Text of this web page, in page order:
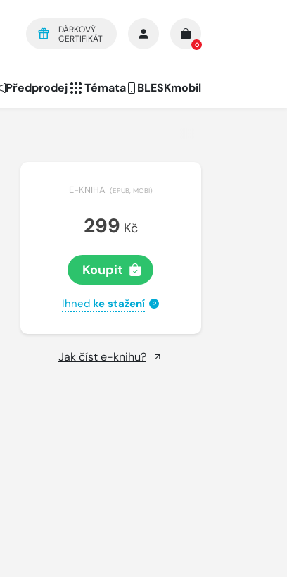
DÁRKOVÝ
CERTIFIKÁT
0
Předprodej Témata BLESKmobil
E-KNIHA (EPUB, MOBI)
299 Kč
Koupit
Ihned ke stažení ?
Jak číst e-knihu?